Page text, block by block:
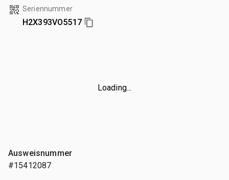
Seriennummer
H2X393VO5517
Loading...
Ausweisnummer
#15412087